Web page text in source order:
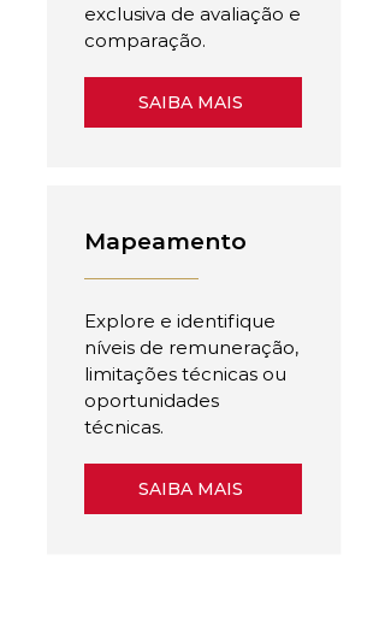
exclusiva de avaliação e
comparação.
SAIBA MAIS
Mapeamento
Explore e identifique
níveis de remuneração,
limitações técnicas ou
oportunidades
técnicas.
SAIBA MAIS